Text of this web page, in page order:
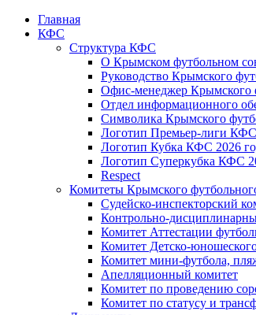
Главная
КФС
Структура КФС
О Крымском футбольном
Руководство Крымского
Офис-менеджер Крымского
Отдел информационного
Символика Крымского
Логотип Премьер-лиги КФС
Логотип Кубка КФС 2026
Логотип Суперкубка КФС
Respect
Комитеты Крымского
Судейско-инспекторский
Контрольно-
Комитет Аттестации
Комитет Детско-
Комитет мини-футбола,
Апелляционный комитет
Комитет по проведению
Комитет по статусу и